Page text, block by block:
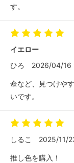
す。
イエロー
ひろ
2026/04/16
傘など、見つけや
いです。
しるこ 2025/11/
推し色を購入！